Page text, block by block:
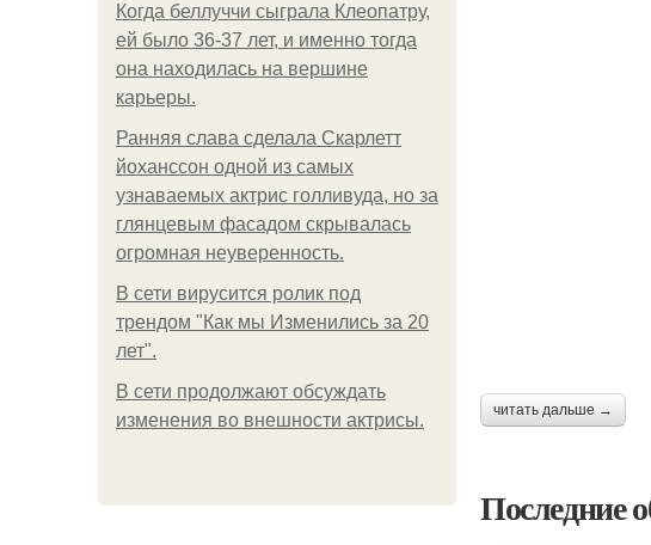
Когда беллуччи сыграла Клеопатру,
ей было 36-37 лет, и именно тогда
она находилась на вершине
карьеры.
Ранняя слава сделала Скарлетт
йоханссон одной из самых
узнаваемых актрис голливуда, но за
глянцевым фасадом скрывалась
огромная неуверенность.
В сети вирусится ролик под
трендом "Как мы Изменились за 20
лет".
В сети продолжают обсуждать
изменения во внешности актрисы.
читать дальше →
Последние